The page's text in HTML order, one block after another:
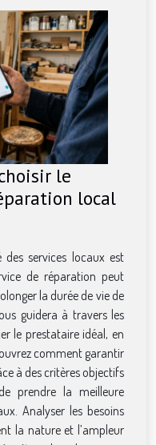
le
local
services locaux est
de réparation peut
la durée de vie de
guidera à travers les
le prestataire idéal, en
comment garantir
à des critères objectifs
prendre la meilleure
Analyser les besoins
la nature et l’ampleur